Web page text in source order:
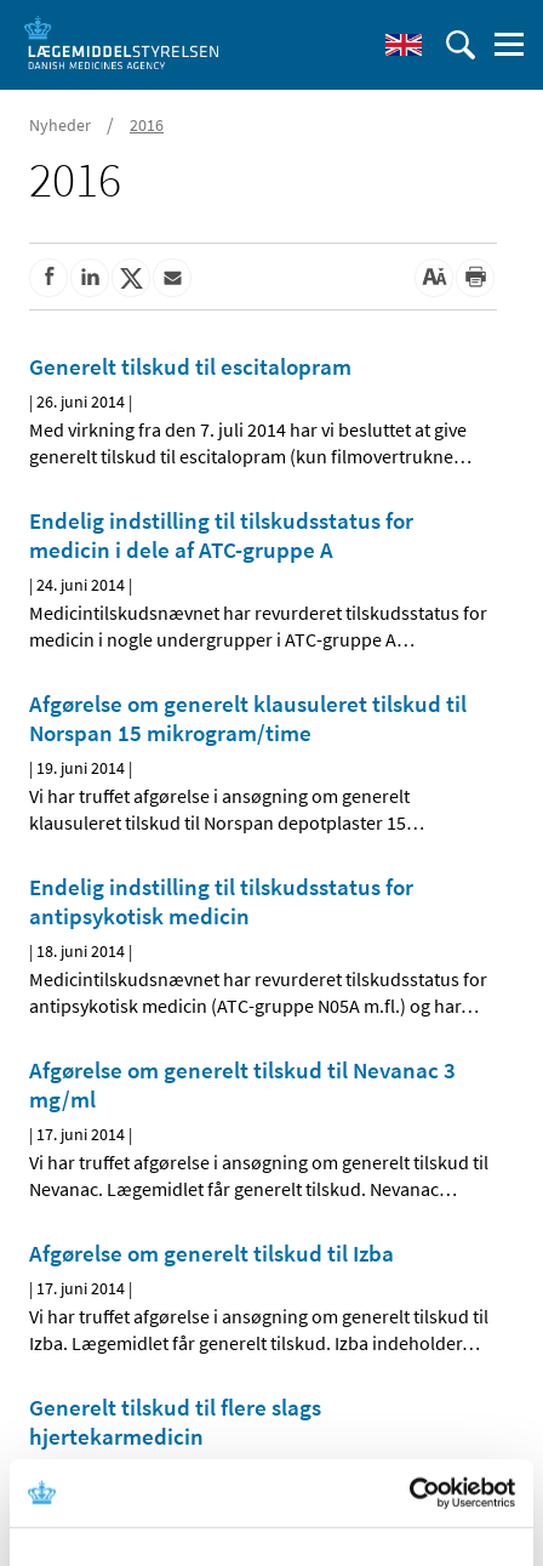
Nyheder / 2016
2016
Generelt tilskud til escitalopram
|26. juni 2014 |
Med virkning fra den 7. juli 2014 har vi besluttet at give
generelt tilskud til escitalopram (kun filmovertrukne…
Endelig indstilling til tilskudsstatus for
medicin i dele af ATC-gruppe A
|24. juni 2014 |
Medicintilskudsnævnet har revurderet tilskudsstatus for
medicin i nogle undergrupper i ATC-gruppe A…
Afgørelse om generelt klausuleret tilskud til
Norspan 15 mikrogram/time
| 19. juni 2014 |
Vi har truffet afgørelse i ansøgning om generelt
klausuleret tilskud til Norspan depotplaster 15…
Endelig indstilling til tilskudsstatus for
antipsykotisk medicin
| 18. juni 2014 |
Medicintilskudsnævnet har revurderet tilskudsstatus for
antipsykotisk medicin (ATC-gruppe N05A m.fl.) og har…
Afgørelse om generelt tilskud til Nevanac 3
mg/ml
| 17. juni 2014 |
Vi har truffet afgørelse i ansøgning om generelt tilskud til
Nevanac. Lægemidlet får generelt tilskud. Nevanac…
Afgørelse om generelt tilskud til Izba
| 17. juni 2014 |
Vi har truffet afgørelse i ansøgning om generelt tilskud til
Izba. Lægemidlet får generelt tilskud. Izba indeholder…
Generelt tilskud til flere slags
hjertekarmedicin
Med virkning fra den 23. juni 2014 har vi besluttet at give
generelt tilskud til følgende hjertekarmedicin, der ikke…